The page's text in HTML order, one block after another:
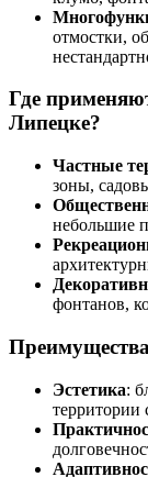
отмостки,
Где
Липецке?
Частные
зоны,
небольшие
фонтанов,
Эстетика:
территории